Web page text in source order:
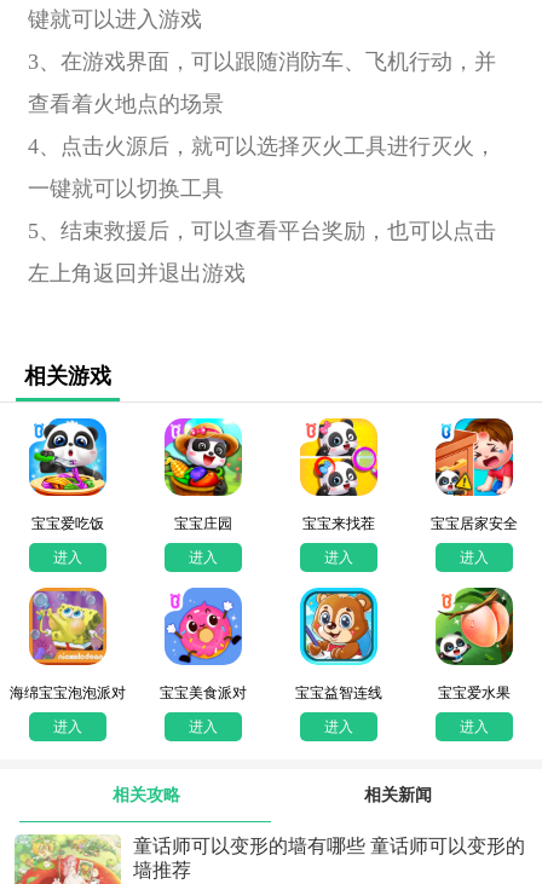
键就可以进入游戏
3、在游戏界面，可以跟随消防车、飞机行动，并
查看着火地点的场景
4、点击火源后，就可以选择灭火工具进行灭火，
一键就可以切换工具
5、结束救援后，可以查看平台奖励，也可以点击
左上角返回并退出游戏
相关游戏
宝宝爱吃饭
进入
宝宝庄园
进入
宝宝来找茬
进入
宝宝居家安全
进入
海绵宝宝泡泡派对
进入
宝宝美食派对
进入
宝宝益智连线
进入
宝宝爱水果
进入
相关攻略 相关新闻
童话师可以变形的墙有哪些 童话师可以变形的
墙推荐